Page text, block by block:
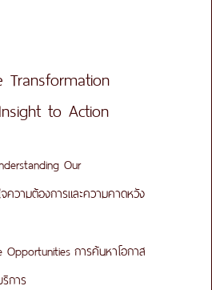
Transformation
to Action
Our
จความต้องการและความคาดหวัง
Opportunitiesการค้นหาโอกาส
การ